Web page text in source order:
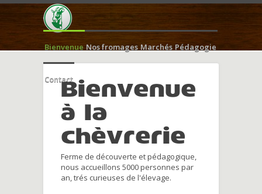
Bienvenue Nos fromages Marchés Pédagogie
ContactBienvenue
à la
chèvrerie
Ferme de découverte et pédagogique,
nous accueillons 5000 personnes par
an, trés curieuses de l'élevage.